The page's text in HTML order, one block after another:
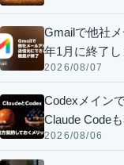
Gmailで他社
年1月に終了し
2026/08/07
Codexメイン
Claude Code
2026/08/06